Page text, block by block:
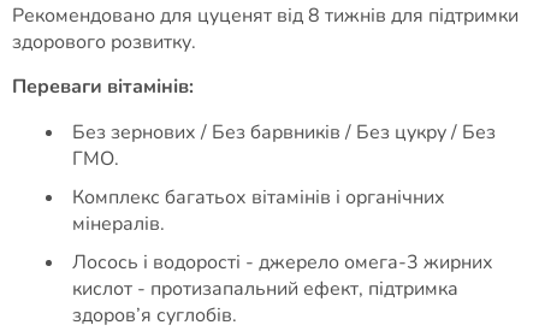
Рекомендовано для цуценят від 8 тижнів для підтримки
здорового розвитку.
Переваги вітамінів:
Без зернових / Без барвників / Без цукру / Без
ГМО.
Комплекс багатьох вітамінів і органічних
мінералів.
Лосось і водорості - джерело омега-3 жирних
кислот - протизапальний ефект, підтримка
здоров’я суглобів.